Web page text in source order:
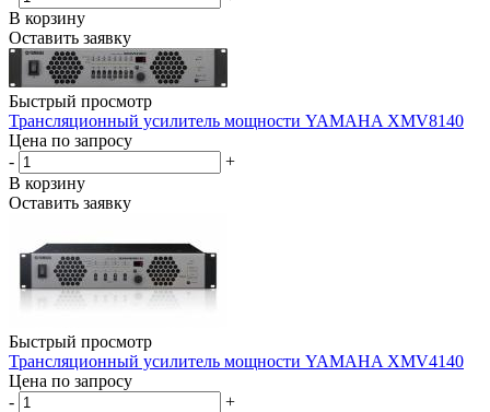
В корзину
Оставить заявку
Быстрый просмотр
Трансляционный усилитель мощности YAMAHA XMV8140
Цена по запросу
-
+
В корзину
Оставить заявку
Быстрый просмотр
Трансляционный усилитель мощности YAMAHA XMV4140
Цена по запросу
-
+